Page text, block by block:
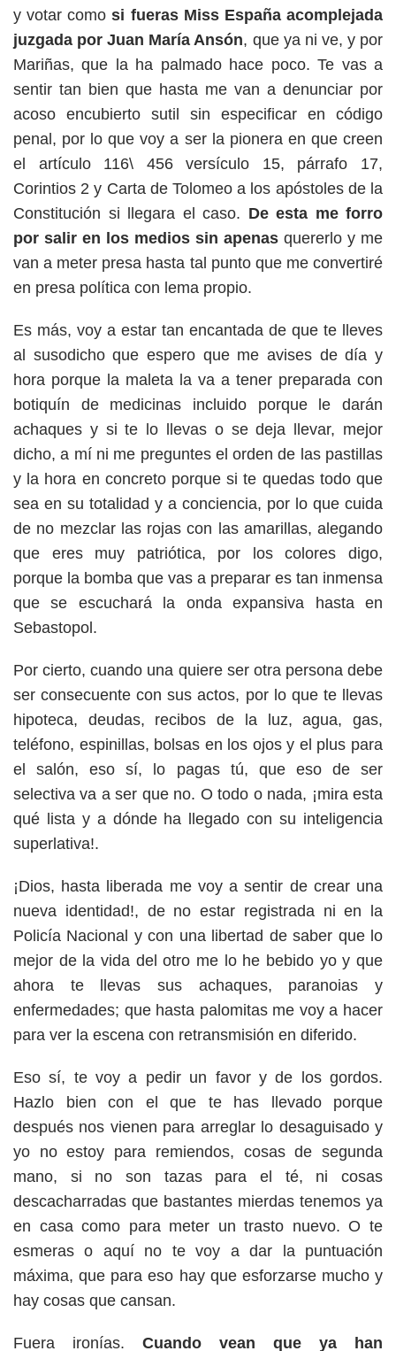
y votar comosi fueras Miss España acomplejada
juzgada por Juan María Ansón, que ya ni ve, y por
Mariñas, que la ha palmado hace poco. Te vas a
sentir tan bien que hasta me van a denunciar por
acoso encubierto sutil sin especificar en código
penal, por lo que voy a ser la pionera en que creen
el artículo 116\ 456 versículo 15, párrafo 17,
Corintios 2 y Carta de Tolomeo a los apóstoles de la
Constitución si llegara el caso. De esta me forro
por salir en los medios sin apenas quererlo y me
van a meter presa hasta tal punto que me convertiré
en presa política con lema propio.
Es más, voy a estar tan encantada de que te lleves
al susodicho que espero que me avises de día y
hora porque la maleta la va a tener preparada con
botiquín de medicinas incluido porque le darán
achaques y si te lo llevas o se deja llevar, mejor
dicho, a mí ni me preguntes el orden de las pastillas
y la hora en concreto porque si te quedas todo que
sea en su totalidad y a conciencia, por lo que cuida
de no mezclar las rojas con las amarillas, alegando
que eres muy patriótica, por los colores digo,
porque la bomba que vas a preparar es tan inmensa
que se escuchará la onda expansiva hasta en
Sebastopol.
Por cierto, cuando una quiere ser otra persona debe
ser consecuente con sus actos, por lo que te llevas
hipoteca, deudas, recibos de la luz, agua, gas,
teléfono, espinillas, bolsas en los ojos y el plus para
el salón, eso sí, lo pagas tú, que eso de ser
selectiva va a ser que no. O todo o nada, ¡mira esta
qué lista y a dónde ha llegado con su inteligencia
superlativa!.
¡Dios, hasta liberada me voy a sentir de crear una
nueva identidad!, de no estar registrada ni en la
Policía Nacional y con una libertad de saber que lo
mejor de la vida del otro me lo he bebido yo y que
ahora te llevas sus achaques, paranoias y
enfermedades; que hasta palomitas me voy a hacer
para ver la escena con retransmisión en diferido.
Eso sí, te voy a pedir un favor y de los gordos.
Hazlo bien con el que te has llevado porque
después nos vienen para arreglar lo desaguisado y
yo no estoy para remiendos, cosas de segunda
mano, si no son tazas para el té, ni cosas
descacharradas que bastantes mierdas tenemos ya
en casa como para meter un trasto nuevo. O te
esmeras o aquí no te voy a dar la puntuación
máxima, que para eso hay que esforzarse mucho y
hay cosas que cansan.
Fuera ironías. Cuando vean que ya han